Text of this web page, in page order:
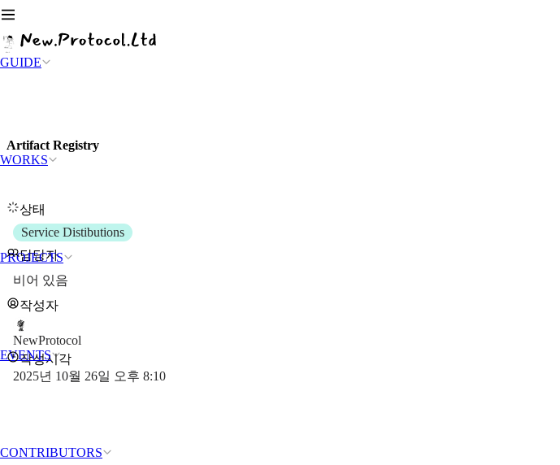
GUIDE
WORKS
PROJECTS
EVENTS
CONTRIBUTORS
Artifact Registry
상태
Service Distibutions
담당자
비어 있음
작성자
NewProtocol
작성시각
2025년 10월 26일 오후 8:10